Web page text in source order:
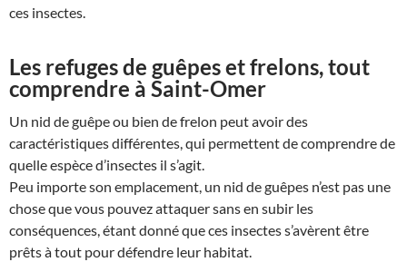
ces insectes.
Les refuges de guêpes et frelons, tout
comprendre à Saint-Omer
Un nid de guêpe ou bien de frelon peut avoir des
caractéristiques différentes, qui permettent de comprendre de
quelle espèce d’insectes il s’agit.
Peu importe son emplacement, un nid de guêpes n’est pas une
chose que vous pouvez attaquer sans en subir les
conséquences, étant donné que ces insectes s’avèrent être
prêts à tout pour défendre leur habitat.